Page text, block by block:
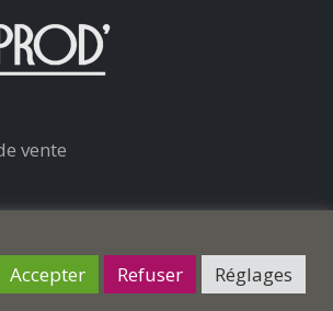
vente
Accepter Refuser Réglages